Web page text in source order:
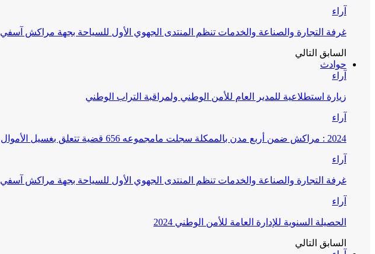
آراء
غرفة التجارة والصناعة والخدمات تنظم المنتدى الجهوي الأول للسياحة بجهة مراكش آسفي
السابق التالي
حوادث
آراء
زيارة استطلاعية للمدير العام للأمن الوطني ولمراقبة التراب الوطني
آراء
2024 : مراكش ضمن أربع مدن بالممكلة سجلت مامجموعه 656 قضية تتعلق بغسيل الأموال
آراء
غرفة التجارة والصناعة والخدمات تنظم المنتدى الجهوي الأول للسياحة بجهة مراكش آسفي
آراء
الحصيلة السنوية للإدارة العامة للأمن الوطني 2024
السابق التالي